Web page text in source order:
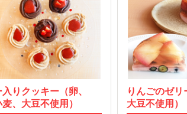
りクッキー（卵、
、大豆不使用）
りんごのゼリ
大豆不使用）